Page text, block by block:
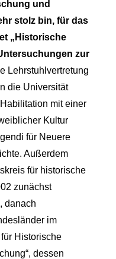
und
stolz bin, für das
„Historische
zur
Lehrstuhlvertretung
die Universität
mit einer
Kultur
für Neuere
Außerdem
für histo­rische
zunächst
danach
im
Historische
dessen